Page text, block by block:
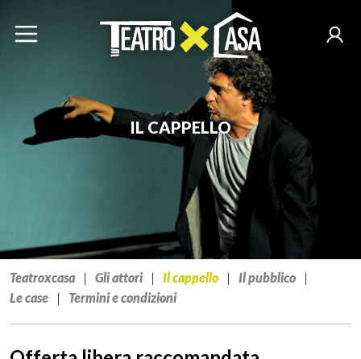
IL CAPPELLO
Teatroxcasa | Gli attori | Il cappello | Il pubblico
|
Le case
| Termini e condizioni